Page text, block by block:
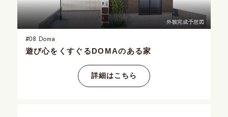
外観完成予想図
#08 Doma
遊び心をくすぐるDOMAのある家
詳細はこちら